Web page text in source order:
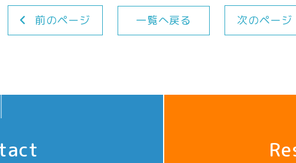
前のページ 一覧へ戻る 次のページ